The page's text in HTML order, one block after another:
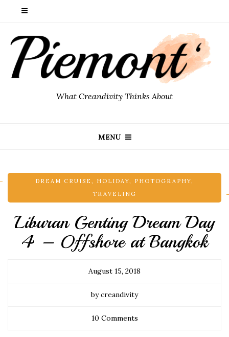
What Creandivity Thinks About
MENU
DREAM CRUISE , HOLIDAY, PHOTOGRAPHY,
TRAVELING
Liburan Genting Dream Day
4 – Offshore at Bangkok
August 15, 2018
by creandivity
10 Comments